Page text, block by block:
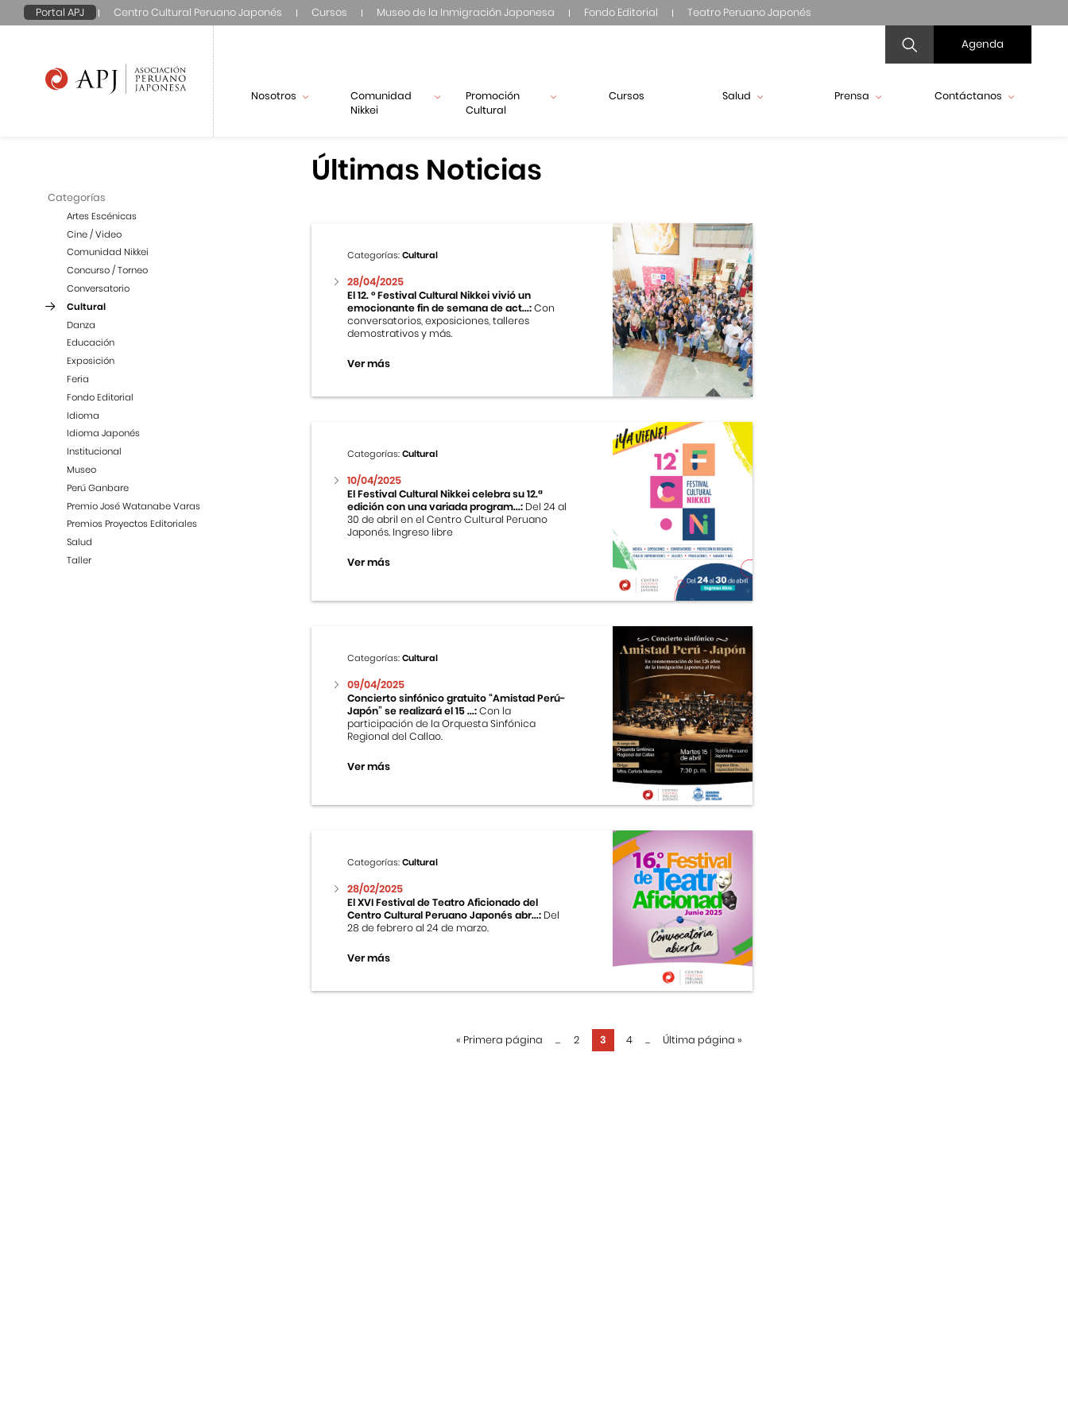
Portal APJ Centro Cultural Peruano Japonés Cursos Museo de la Inmigración Japonesa Fondo Editorial Teatro Peruano Japonés
Agenda
Nosotros
Comunidad
Nikkei
Promoción
Cultural
Cursos Salud Prensa Contáctanos
Categorías
Artes Escénicas
Cine / Video
Comunidad Nikkei
Concurso / Torneo
Conversatorio
Cultural
Danza
Educación
Exposición
Feria
Fondo Editorial
Idioma
Idioma Japonés
Institucional
Museo
Perú Ganbare
Premio José Watanabe Varas
Premios Proyectos Editoriales
Salud
Taller
Últimas Noticias
Categorías:Cultural
28/04/2025
El 12. ° Festival Cultural Nikkei vivió un
emocionante fin de semana de act...:Con
conversatorios, exposiciones, talleres
demostrativos y más.
Ver más
Categorías:Cultural
10/04/2025
El Festival Cultural Nikkei celebra su 12.ª
edición con una variada program...: Del 24 al
30 de abril en el Centro Cultural Peruano
Japonés. Ingreso libre
Ver más
Categorías:Cultural
09/04/2025
Concierto sinfónico gratuito “Amistad Perú-
Japón” se realizará el 15 ...:Con la
participación de la Orquesta Sinfónica
Regional del Callao.
Ver más
Categorías:Cultural
28/02/2025
El XVI Festival de Teatro Aficionado del
Centro Cultural Peruano Japonés abr...: Del
28 de febrero al 24 de marzo.
Ver más
« Primera página ... 2 3 4 ... Última página »